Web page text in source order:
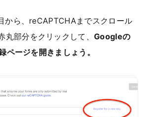
から、reCAPTCHAまでスクロール
丸部分をクリックして、Googleの
ージを開きましょう。